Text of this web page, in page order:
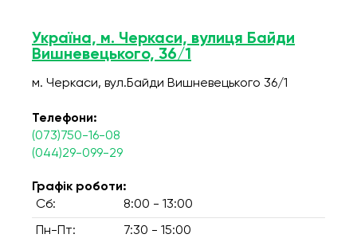
Україна, м. Черкаси, вулиця Байди
Вишневецького, 36/1
м. Черкаси, вул.Байди Вишневецького 36/1
Телефони:
(073)750-16-08
(044)29-099-29
Графік роботи:
Сб:
8:00 - 13:00
Пн-Пт: 7:30 - 15:00